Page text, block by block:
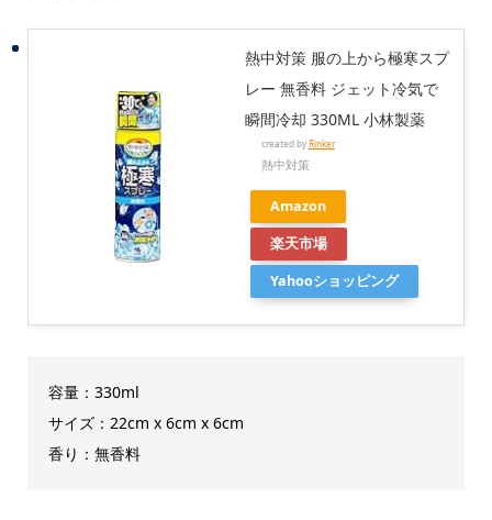
熱中対策 服の上から極寒スプ
レー 無香料 ジェット冷気で
瞬間冷却 330ML 小林製薬
created byRinker
熱中対策
Amazon
楽天市場
Yahooショッピング
容量：330ml
サイズ：‎22cm x 6cm x 6cm
香り：無香料